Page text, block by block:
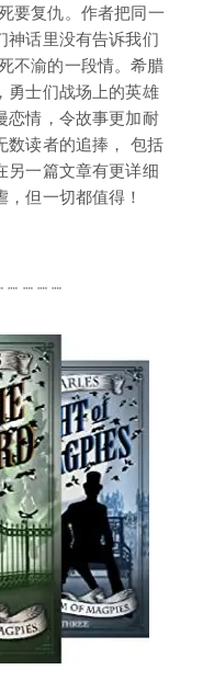
要复仇。作者把同一
神话里没有告诉我们
不渝的一段情。希腊
勇士们战场上的英雄
恋情，令故事更加耐
数读者的追捧， 包括
另一篇文章有更详细
但一切都值得！
┈ ┈ ┈